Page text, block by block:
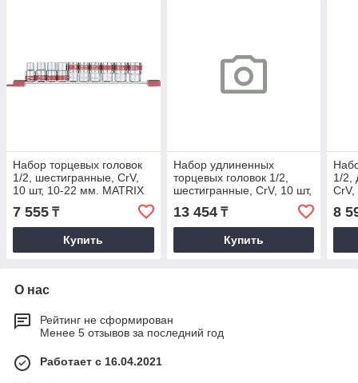
Набор торцевых головок
1/2, шестигранные, CrV,
10 шт, 10-22 мм. MATRIX
7 555 ₸
Купить
Набор удлиненных
торцевых головок 1/2,
шестигранные, CrV, 10 шт,
10-22 мм. STELS
13 454₸
Купить
1/2,
8
О нас
Рейтинг не сформирован
Менее 5 отзывов за последний год
Работает с 16.04.2021